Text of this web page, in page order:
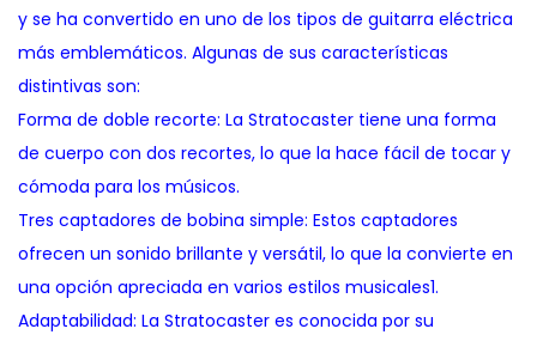
y se ha convertido en uno de los tipos de guitarra eléctrica
más emblemáticos. Algunas de sus características
distintivas son:
Forma de doble recorte: La Stratocaster tiene una forma
de cuerpo con dos recortes, lo que la hace fácil de tocar y
cómoda para los músicos.
Tres captadores de bobina simple: Estos captadores
ofrecen un sonido brillante y versátil, lo que la convierte en
una opción apreciada en varios estilos musicales1.
Adaptabilidad: La Stratocaster es conocida por su